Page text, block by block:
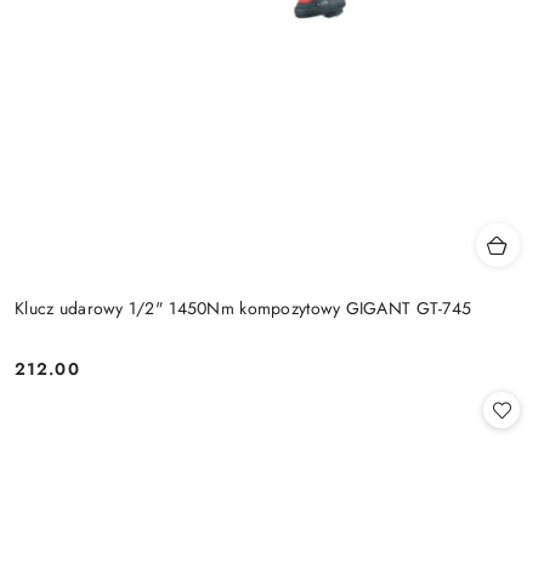
Klucz udarowy 1/2" 1450Nm kompozytowy GIGANT GT-745
Cena:
212.00